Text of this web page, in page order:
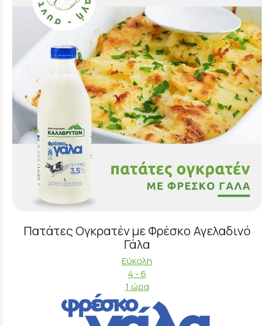
Πατάτες Ογκρατέν με Φρέσκο Αγελαδινό
Γάλα
Εύκολη
4 - 6
1 ώρα